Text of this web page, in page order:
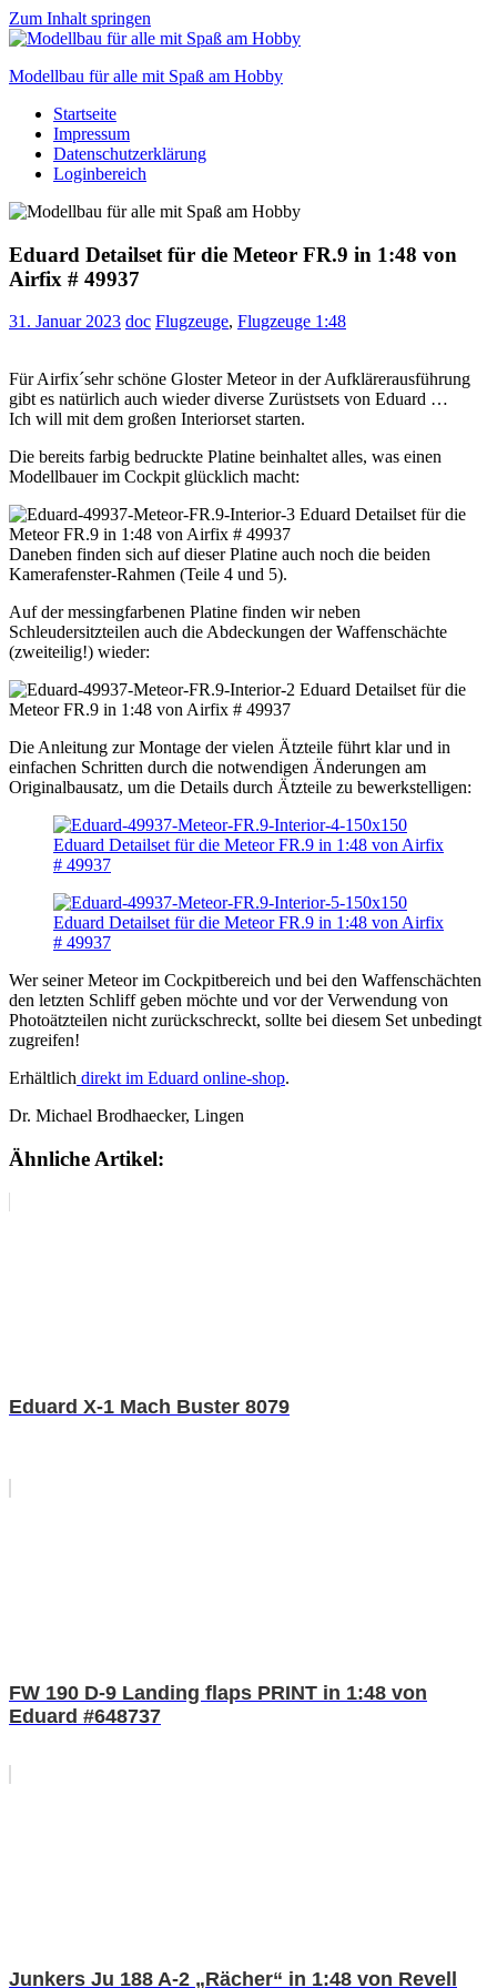
Zum Inhalt springen
Modellbau für alle mit Spaß am Hobby
Scale
modelling
to
Startseite
Impressum
Datenschutzerklärung
Loginbereich
Eduard Detailset für die Meteor FR.9 in 1:48 von
Airfix # 49937
31. Januar 2023 doc Flugzeuge, Flugzeuge 1:48
Für Airfix´sehr schöne Gloster Meteor in der Aufklärerausführung
gibt es natürlich auch wieder diverse Zurüstsets von Eduard …
Ich will mit dem großen Interiorset starten.
Die bereits farbig bedruckte Platine beinhaltet alles, was einen
Modellbauer im Cockpit glücklich macht:
Daneben finden sich auf dieser Platine auch noch die beiden
Kamerafenster-Rahmen (Teile 4 und 5).
Auf der messingfarbenen Platine finden wir neben
Schleudersitzteilen auch die Abdeckungen der Waffenschächte
(zweiteilig!) wieder:
Die Anleitung zur Montage der vielen Ätzteile führt klar und in
einfachen Schritten durch die notwendigen Änderungen am
Originalbausatz, um die Details durch Ätzteile zu bewerkstelligen:
Wer seiner Meteor im Cockpitbereich und bei den Waffenschächten
den letzten Schliff geben möchte und vor der Verwendung von
Photoätzteilen nicht zurückschreckt, sollte bei diesem Set unbedingt
zugreifen!
Erhältlich direkt im Eduard online-shop.
Dr. Michael Brodhaecker, Lingen
Ähnliche Artikel:
Eduard X-1 Mach Buster 8079
FW 190 D-9 Landing flaps PRINT in 1:48 von
Eduard #648737
Junkers Ju 188 A-2 „Rächer“ in 1:48 von Revell